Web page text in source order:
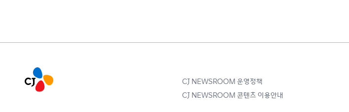
CJ NEWSROOM 운영정책
CJ NEWSROOM 콘텐츠 이용안내